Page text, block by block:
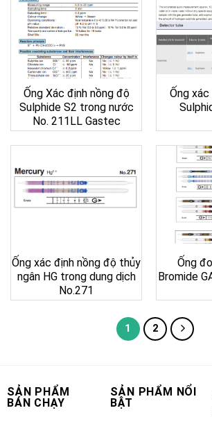
Ống Xác định nồng độ
Sulphide S2 trong nước
No. 211LL Gastec
Ống
Ống xác định nồng độ thủy
ngân HG trong dung dịch
No.271
Ống
Bromide
1 2
SẢN PHẨM
BÁN CHẠY
SẢN PHẨM NỔI
BẬT